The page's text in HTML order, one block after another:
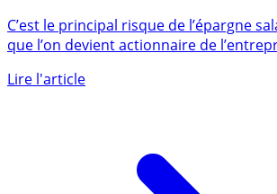
en même temps que leur entreprise
que l’on devient actionnaire de